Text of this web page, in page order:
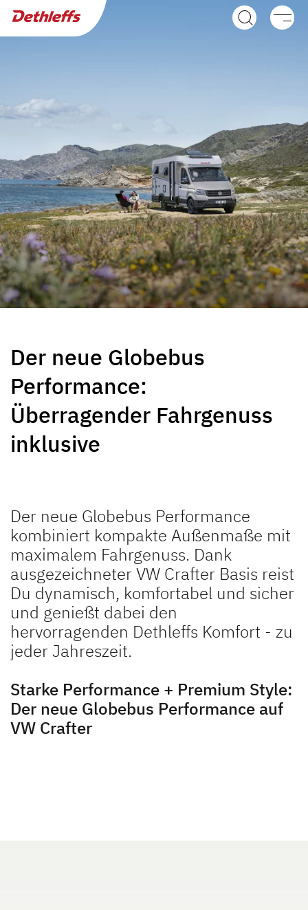
GLOBEBUS ACTIVE
Integriert
GLOBEBUS GO
ACTIVE
Teilintegriert
GLOBEBUS
PERFORMANCE 4X4
Teilintegriert Teilintegriert
JUST CAMP ACTIVE
Teilintegriert
JUST GO ACTIVE
Teilintegriert
NEU
Teilintegriert Teilintegriert & Integriert
Der neue Globebus
Performance:
Überragender Fahrgenuss
inklusive
Der neue Globebus Performance
kombiniert kompakte Außenmaße mit
maximalem Fahrgenuss. Dank
ausgezeichneter VW Crafter Basis reist
Du dynamisch, komfortabel und sicher
und genießt dabei den
hervorragenden Dethleffs Komfort - zu
jeder Jahreszeit.
Starke Performance + Premium Style:
Der neue Globebus Performance auf
VW Crafter
Händlersuche